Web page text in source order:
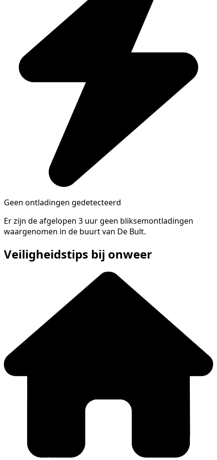
Geen ontladingen gedetecteerd
Er zijn de afgelopen 3 uur geen bliksemontladingen
waargenomen in de buurt van De Bult.
Veiligheidstips bij onweer